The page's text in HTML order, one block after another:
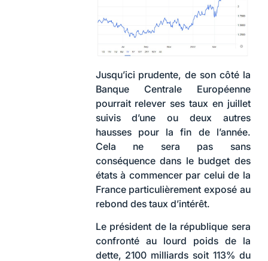
Jusqu’ici prudente, de son côté la
Banque Centrale Européenne
pourrait relever ses taux en juillet
suivis d’une ou deux autres
hausses pour la fin de l’année.
Cela ne sera pas sans
conséquence dans le budget des
états à commencer par celui de la
France particulièrement exposé au
rebond des taux d’intérêt.
Le président de la république sera
confronté au lourd poids de la
dette, 2100 milliards soit 113% du